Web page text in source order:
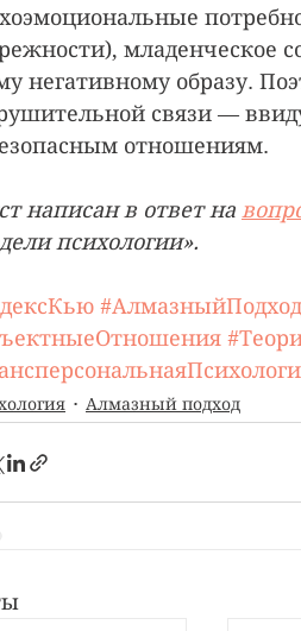
младенческое
негативному образу.
связи —
отношениям.
написан в ответ на
психологии».
#АлмазныйПодход
Алмазный подход